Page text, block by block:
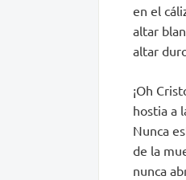
en el
altar
altar
¡Oh
hostia a
Nunca
de la
nunca